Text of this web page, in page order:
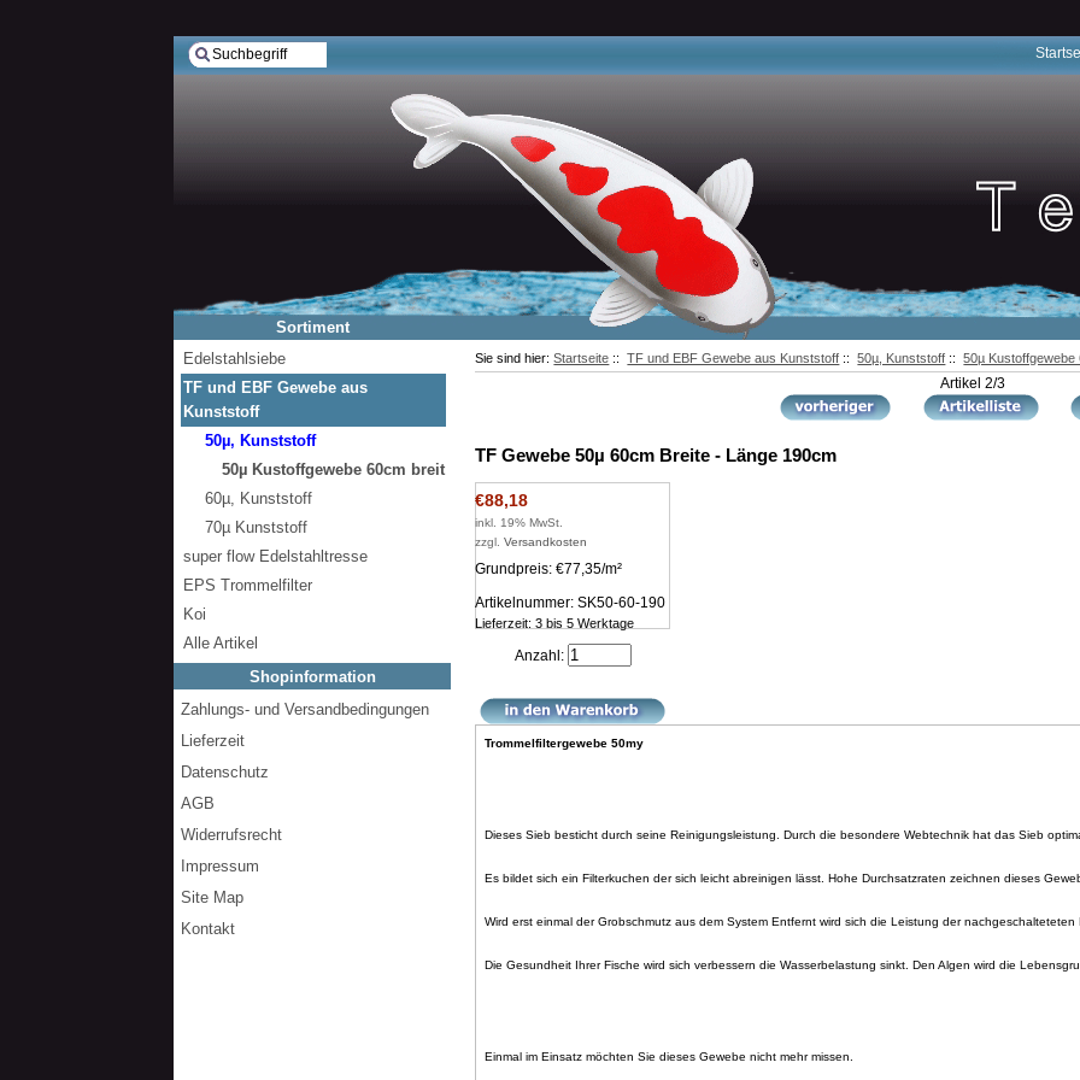
Sie sind hier:Startseite ::TF und EBF Gewebe aus Kunststoff ::50µ, Kunststoff ::50µ Kustoffgewebe
Artikel 2/3
TF Gewebe 50µ 60cm Breite - Länge 190cm
€88,18
inkl. 19% MwSt.
zzgl.Versandkosten
Grundpreis: €77,35/m²
Artikelnummer: SK50-60-190
Lieferzeit: 3 bis 5 Werktage
Anzahl:
Trommelfiltergewebe 50my
Dieses Sieb besticht durch seine Reinigungsleistung. Durch die besondere Webtechnik hat das Sieb
Es bildet sich ein Filterkuchen der sich leicht abreinigen lässt. Hohe Durchsatzraten zeichnen dieses
Wird erst einmal der Grobschmutz aus dem System Entfernt wird sich die Leistung der nachgeschalteteten
Die Gesundheit Ihrer Fische wird sich verbessern die Wasserbelastung sinkt. Den Algen wird die
Einmal im Einsatz möchten Sie dieses Gewebe nicht mehr missen.
Sortiment
Edelstahlsiebe
TF und EBF Gewebe aus
Kunststoff
50µ, Kunststoff
50µ Kustoffgewebe 60cm breit
60µ, Kunststoff
70µ Kunststoff
super flow Edelstahltresse
EPS Trommelfilter
Koi
Alle Artikel
Shopinformation
Zahlungs- und Versandbedingungen
Lieferzeit
Datenschutz
AGB
Widerrufsrecht
Impressum
Site Map
Kontakt